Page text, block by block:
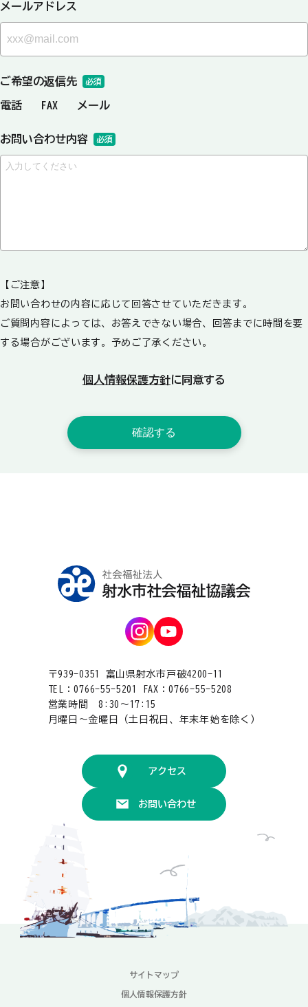
メールアドレス
ご希望の返信先 必須
電話 FAX メール
お問い合わせ内容 必須
【ご注意】
お問い合わせの内容に応じて回答させていただきます。
ご質問内容によっては、お答えできない場合、回答までに時間を要
する場合がございます。予めご了承ください。
個人情報保護方針に同意する
〒939-0351 富山県射水市戸破4200-11
TEL：0766-55-5201 FAX：0766-55-5208
営業時間 8:30〜17:15
月曜日〜金曜日（土日祝日、年末年始を除く）
アクセス
お問い合わせ
サイトマップ
個人情報保護方針